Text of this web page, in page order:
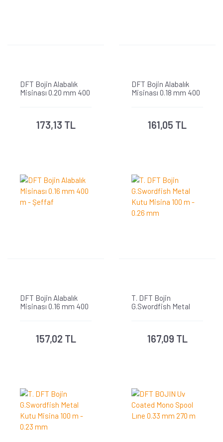
DFT Bojin Alabalık
Misinası 0.20 mm 400
173,13 TL
DFT Bojin Alabalık
Misinası 0.18 mm 400
161,05 TL
DFT Bojin Alabalık
Misinası 0.16 mm 400
157,02 TL
T. DFT Bojin
G.Swordfish Metal
167,09 TL